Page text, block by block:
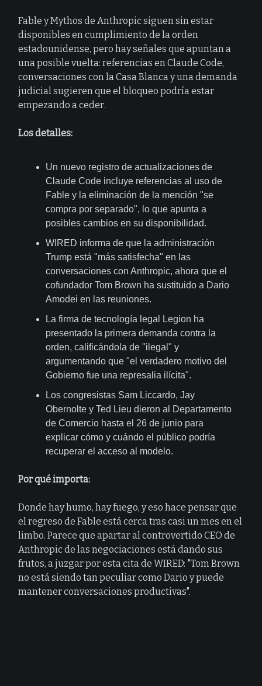
Fable y Mythos de Anthropic siguen sin estar
disponibles en cumplimiento de la orden
estadounidense, pero hay señales que apuntan a
una posible vuelta: referencias en Claude Code,
conversaciones con la Casa Blanca y una demanda
judicial sugieren que el bloqueo podría estar
empezando a ceder.
Los detalles:
Un nuevo registro de actualizaciones de
Claude Code incluye referencias al uso de
Fable y la eliminación de la mención "se
compra por separado", lo que apunta a
posibles cambios en su disponibilidad.
WIRED informa de que la administración
Trump está "más satisfecha" en las
conversaciones con Anthropic, ahora que el
cofundador Tom Brown ha sustituido a Dario
Amodei en las reuniones.
La firma de tecnología legal Legion ha
presentado la primera demanda contra la
orden, calificándola de "ilegal" y
argumentando que "el verdadero motivo del
Gobierno fue una represalia ilícita".
Los congresistas Sam Liccardo, Jay
Obernolte y Ted Lieu dieron al Departamento
de Comercio hasta el 26 de junio para
explicar cómo y cuándo el público podría
recuperar el acceso al modelo.
Por qué importa:
Donde hay humo, hay fuego, y eso hace pensar que
el regreso de Fable está cerca tras casi un mes en el
limbo. Parece que apartar al controvertido CEO de
Anthropic de las negociaciones está dando sus
frutos, a juzgar por esta cita de WIRED: "Tom Brown
no está siendo tan peculiar como Dario y puede
mantener conversaciones productivas".